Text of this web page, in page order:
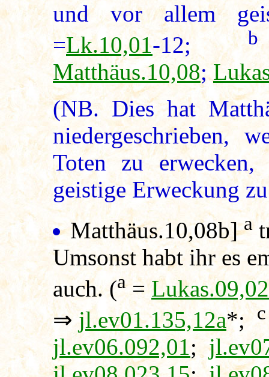
und vor allem
=Lk.10,01-12;b
Matthäus.10,08;
(NB. Dies hat
niedergeschrieben,
Toten zu erwecken,
geistige Erweckung
Matthäus.10,08b] a
Umsonst habt ihr es
auch. (a=Lukas.09,02
⇒jl.ev01.135,12a*; c
jl.ev06.092,01;